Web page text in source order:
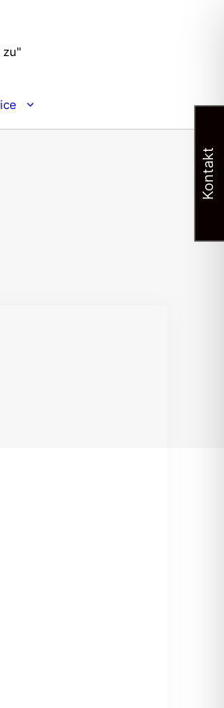
zu"
Kontakt